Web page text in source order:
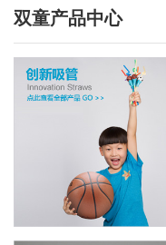
双童产品中心